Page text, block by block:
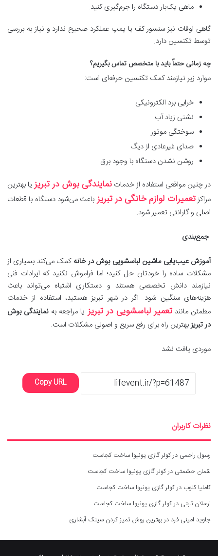
ماهی یک‌بار دستگاه را جرم‌گیری کنید.
گاهی اوقات نیز سنسور کف یا پمپ عملکرد صحیح ندارد و نیاز به بررسی
توسط تکنسین دارد.
چه زمانی حتماً باید با متخصص تماس بگیریم؟
موارد زیر نیازمند کمک تکنسین حرفه‌ای است:
خرابی برد الکترونیکی
نشتی زیاد آب
سوختگی موتور
صدای غیرعادی از دیگ
روشن نشدن دستگاه با وجود برق
در چنین مواقعی استفاده از خدمات نمایندگی بوش در تبریز یا بهترین
مراکزتعمیرات لوازم خانگی در تبریز باعث می‌شود دستگاه با قطعات
اصلی و گارانتی تعمیر شود.
جمع‌بندی
آموزش عیب‌یابی ماشین لباسشویی بوش در خانه کمک می‌کند بسیاری از
مشکلات ساده را خودتان حل کنید؛ اما فراموش نکنید که ایرادات فنی
نیازمند دانش تخصصی هستند و دستکاری اشتباه می‌تواند باعث
هزینه‌های سنگین شود. اگر در شهر تبریز هستید، استفاده از خدمات
مطمئن مانند تعمیر لباسشویی در تبریز یا مراجعه به نمایندگی بوش
در تبریزبهترین راه برای رفع سریع و اصولی مشکلات است.
موردی یافت نشد
Copy URL
نظرات کاربران
رسول راحمی درکولر گازی یونیوا ساخت کجاست
لقمان حشمتی درکولر گازی یونیوا ساخت کجاست
کاملیا کلوب درکولر گازی یونیوا ساخت کجاست
ارسلان ثابتی درکولر گازی یونیوا ساخت کجاست
جاوید امینی فرد دربهترین روش تمیز کردن سینک آبشاری